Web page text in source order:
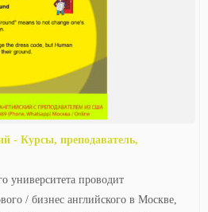
- Курсы, преподаватель,
университета проводит
/ бизнес английского в Москве,